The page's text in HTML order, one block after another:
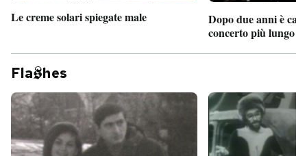
Le creme solari spiegate male
Dopo due anni è
concerto più lungo
Fla hes